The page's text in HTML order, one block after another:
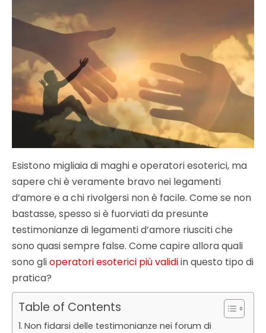
Esistono migliaia di maghi e operatori esoterici, ma
sapere chi è veramente bravo nei legamenti
d’amore e a chi rivolgersi non è facile. Come se non
bastasse, spesso si è fuorviati da presunte
testimonianze di legamenti d’amore riusciti che
sono quasi sempre false. Come capire allora quali
sono glioperatori esoterici più validiin questo tipo di
pratica?
Table of Contents
Non fidarsi delle testimonianze nei forum di